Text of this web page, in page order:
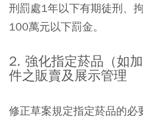
刑罰處1年以下有期徒刑、
100萬元以下罰金。
2. 強化指定菸品（如
件之販賣及展示管理
修正草案規定指定菸品的必